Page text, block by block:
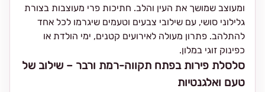
ומעוצב שמושך את העין והלב. חתיכות פרי מעוצבות בצורת
גלילוני סושי, עם שילובי צבעים וטעמים שיגרמו לכל אחד
להתלהב. פתרון מעולה לאירועים קטנים, ימי הולדת או
כפינוק זוגי במלון.
סלסלת פירות בפתח תקווה-רמת ורבר – שילוב של
טעם ואלגנטיות